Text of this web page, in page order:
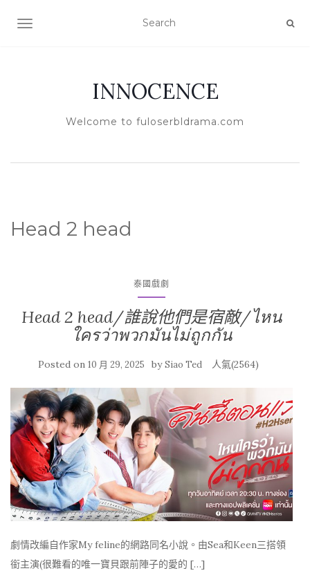
TOGGLE NAVIGATION
INNOCENCE
Welcome to fuloserbldrama.com
Head 2 head
泰國戲劇
Head 2 head/誰說他們是宿敵/ไหน
ใครว่าพวกมันไม่ถูกกัน
Posted on 10 月 29, 2025 bySiao Ted 人氣(2564)
劇情改編自作家My feline的網路同名小說。由Sea和Keen三搭領
銜主演(很難看的唯一寶貝跟前陣子的愛的 […]